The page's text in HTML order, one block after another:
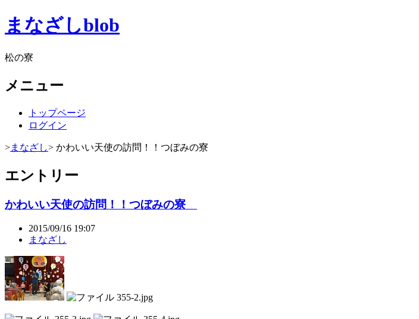
まなざしblob
松の寮
メニュー
トップページ
ログイン
>まなざし> かわいい天使の訪問！！つぼみの寮
エントリー
かわいい天使の訪問！！つぼみの寮
2015/09/16 19:07
まなざし